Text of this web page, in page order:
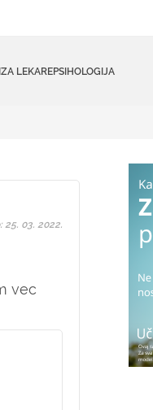
ZA LEKAREPSIHOLOGIJA
vec
25. 03. 2022.